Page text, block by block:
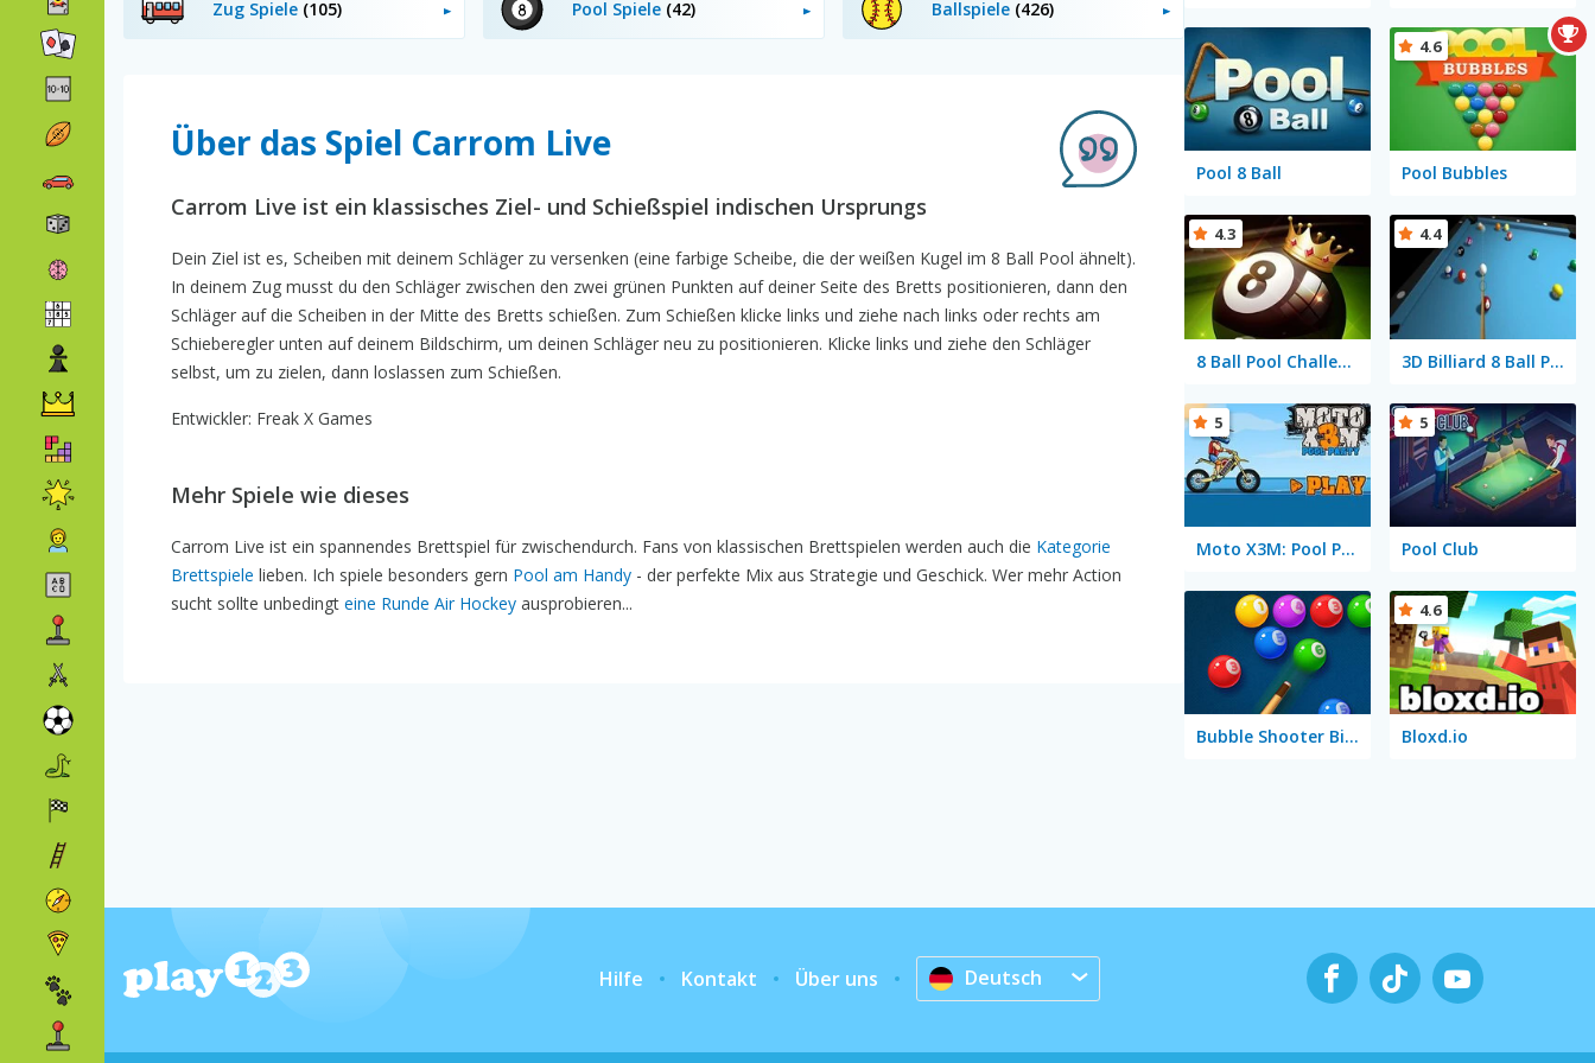
Zug Spiele (105) Pool Spiele (42) Ballspiele (426)
Über das Spiel Carrom Live
Carrom Live ist ein klassisches Ziel- und Schießspiel indischen Ursprungs
Dein Ziel ist es, Scheiben mit deinem Schläger zu versenken (eine farbige Scheibe, die der weißen Kugel im 8 Ball Pool ähnelt).
In deinem Zug musst du den Schläger zwischen den zwei grünen Punkten auf deiner Seite des Bretts positionieren, dann den
Schläger auf die Scheiben in der Mitte des Bretts schießen. Zum Schießen klicke links und ziehe nach links oder rechts am
Schieberegler unten auf deinem Bildschirm, um deinen Schläger neu zu positionieren. Klicke links und ziehe den Schläger
selbst, um zu zielen, dann loslassen zum Schießen.
Entwickler: Freak X Games
Mehr Spiele wie dieses
Carrom Live ist ein spannendes Brettspiel für zwischendurch. Fans von klassischen Brettspielen werden auch die Kategorie
Brettspiele lieben. Ich spiele besonders gern Pool am Handy - der perfekte Mix aus Strategie und Geschick. Wer mehr Action
sucht sollte unbedingt eine Runde Air Hockey ausprobieren...
Pool 8 Ball Pool Bubbles
4.6
8 Ball Pool Challenge
4.3
3D Billiard 8 Ball Pool
4.4
Moto X3M: Pool Party
5
Pool Club
5
Bubble Shooter Billiards & Pool Bloxd.io
4.6
Hilfe Kontakt Über uns Deutsch